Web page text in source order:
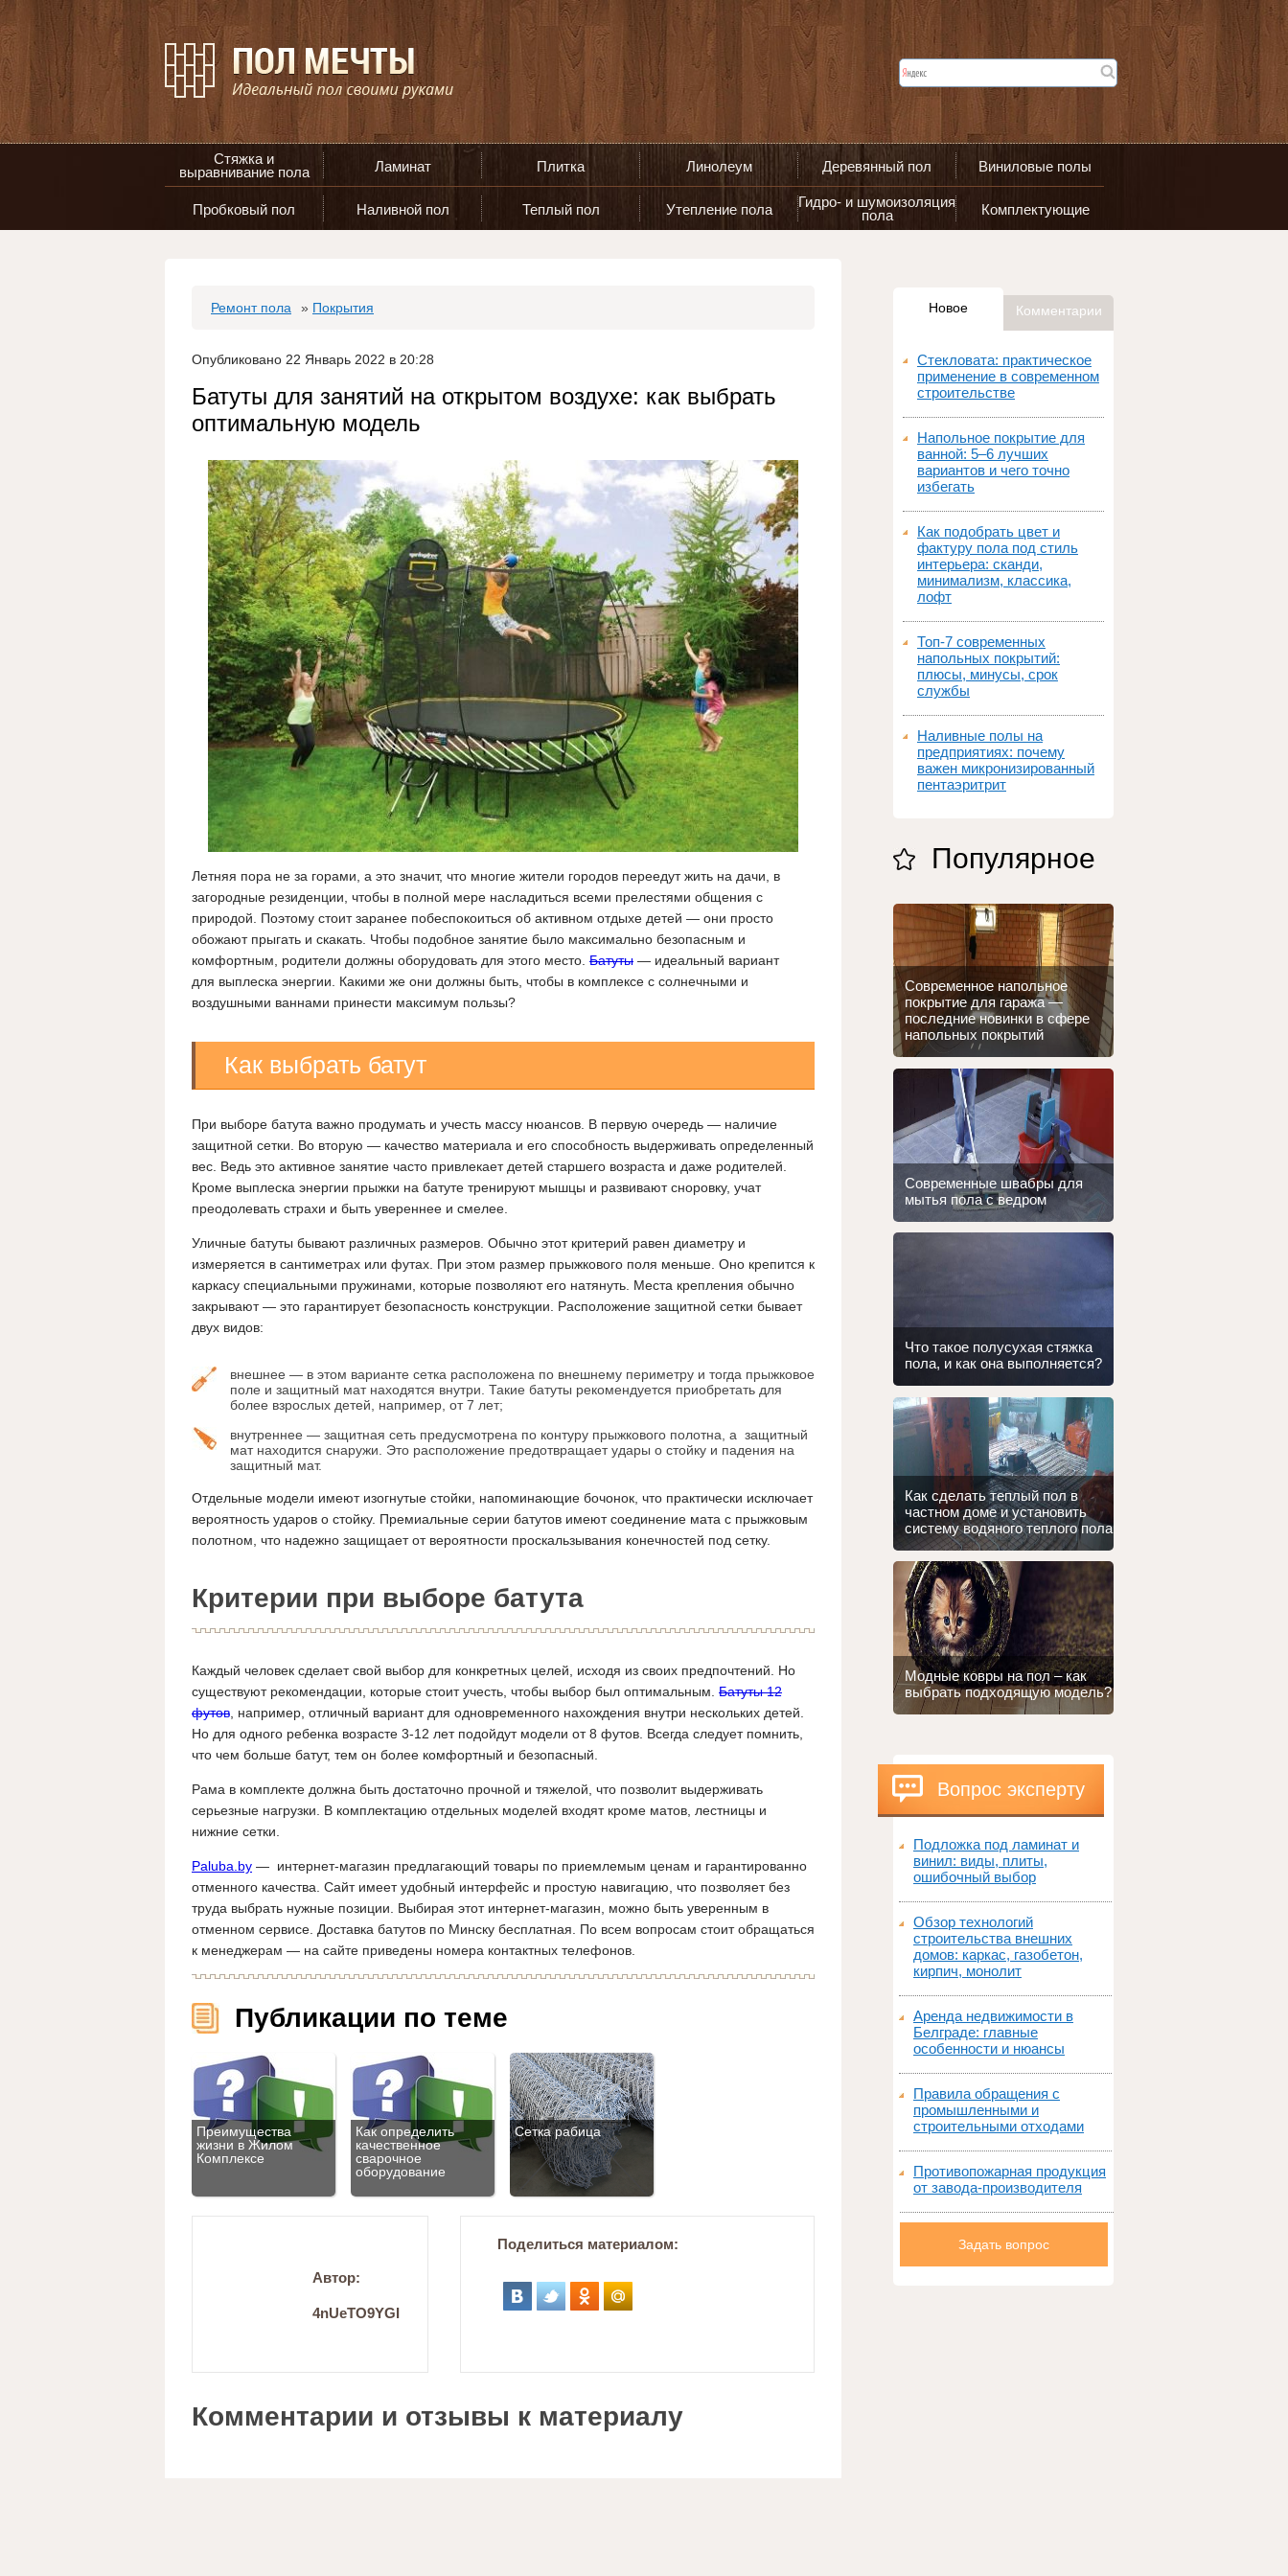
Стяжка и
выравнивание пола
Ламинат Плитка Линолеум Деревянный пол Виниловые полы
Пробковый пол Наливной пол Теплый пол Утепление пола
Гидро- и шумоизоляция
пола
Комплектующие
Ремонт пола » Покрытия
Опубликовано 22 Январь 2022 в 20:28
Батуты для занятий на открытом воздухе: как выбрать
оптимальную модель
Летняя пора не за горами, а это значит, что многие жители городов переедут жить на дачи, в
загородные резиденции, чтобы в полной мере насладиться всеми прелестями общения с
природой. Поэтому стоит заранее побеспокоиться об активном отдыхе детей — они просто
обожают прыгать и скакать. Чтобы подобное занятие было максимально безопасным и
комфортным, родители должны оборудовать для этого место. Батуты — идеальный вариант
для выплеска энергии. Какими же они должны быть, чтобы в комплексе с солнечными и
воздушными ваннами принести максимум пользы?
Как выбрать батут
При выборе батута важно продумать и учесть массу нюансов. В первую очередь — наличие
защитной сетки. Во вторую — качество материала и его способность выдерживать определенный
вес. Ведь это активное занятие часто привлекает детей старшего возраста и даже родителей.
Кроме выплеска энергии прыжки на батуте тренируют мышцы и развивают сноровку, учат
преодолевать страхи и быть увереннее и смелее.
Уличные батуты бывают различных размеров. Обычно этот критерий равен диаметру и
измеряется в сантиметрах или футах. При этом размер прыжкового поля меньше. Оно крепится к
каркасу специальными пружинами, которые позволяют его натянуть. Места крепления обычно
закрывают — это гарантирует безопасность конструкции. Расположение защитной сетки бывает
двух видов:
внешнее — в этом варианте сетка расположена по внешнему периметру и тогда прыжковое
поле и защитный мат находятся внутри. Такие батуты рекомендуется приобретать для
более взрослых детей, например, от 7 лет;
внутреннее — защитная сеть предусмотрена по контуру прыжкового полотна, а защитный
мат находится снаружи. Это расположение предотвращает удары о стойку и падения на
защитный мат.
Отдельные модели имеют изогнутые стойки, напоминающие бочонок, что практически исключает
вероятность ударов о стойку. Премиальные серии батутов имеют соединение мата с прыжковым
полотном, что надежно защищает от вероятности проскальзывания конечностей под сетку.
Критерии при выборе батута
Каждый человек сделает свой выбор для конкретных целей, исходя из своих предпочтений. Но
существуют рекомендации, которые стоит учесть, чтобы выбор был оптимальным. Батуты 12
футов , например, отличный вариант для одновременного нахождения внутри нескольких детей.
Но для одного ребенка возрасте 3-12 лет подойдут модели от 8 футов. Всегда следует помнить,
что чем больше батут, тем он более комфортный и безопасный.
Рама в комплекте должна быть достаточно прочной и тяжелой, что позволит выдерживать
серьезные нагрузки. В комплектацию отдельных моделей входят кроме матов, лестницы и
нижние сетки.
Paluba.by — интернет-магазин предлагающий товары по приемлемым ценам и гарантированно
отменного качества. Сайт имеет удобный интерфейс и простую навигацию, что позволяет без
труда выбрать нужные позиции. Выбирая этот интернет-магазин, можно быть уверенным в
отменном сервисе. Доставка батутов по Минску бесплатная. По всем вопросам стоит обращаться
к менеджерам — на сайте приведены номера контактных телефонов.
Публикации по теме
Преимущества
жизни в Жилом
Комплексе
Как определить
качественное
сварочное
оборудование
Сетка рабица
Автор:
4nUeTO9YGI
Поделиться материалом:
Комментарии и отзывы к материалу
Новое Комментарии
Стекловата: практическое
применение в современном
строительстве
Напольное покрытие для
ванной: 5–6 лучших
вариантов и чего точно
избегать
Как подобрать цвет и
фактуру пола под стиль
интерьера: сканди,
минимализм, классика,
лофт
Топ‑7 современных
напольных покрытий:
плюсы, минусы, срок
службы
Наливные полы на
предприятиях: почему
важен микронизированный
пентаэритрит
Популярное
Современное напольное
покрытие для гаража —
последние новинки в сфере
напольных покрытий
Современные швабры для
мытья пола с ведром
Что такое полусухая стяжка
пола, и как она выполняется?
Как сделать теплый пол в
частном доме и установить
систему водяного теплого пола
Модные ковры на пол – как
выбрать подходящую модель?
Вопрос эксперту
Подложка под ламинат и
винил: виды, плиты,
ошибочный выбор
Обзор технологий
строительства внешних
домов: каркас, газобетон,
кирпич, монолит
Аренда недвижимости в
Белграде: главные
особенности и нюансы
Правила обращения с
промышленными и
строительными отходами
Противопожарная продукция
от завода-производителя
Задать вопрос